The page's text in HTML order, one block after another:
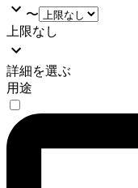
〜
上限なし
詳細を選ぶ
用途